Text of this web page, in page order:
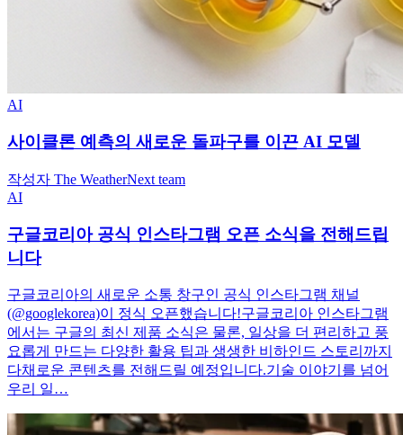
AI
사이클론 예측의 새로운 돌파구를 이끈 AI 모델
작성자 The WeatherNext team
AI
구글코리아 공식 인스타그램 오픈 소식을 전해드립
니다
구글코리아의 새로운 소통 창구인 공식 인스타그램 채널
(@googlekorea)이 정식 오픈했습니다!구글코리아 인스타그램
에서는 구글의 최신 제품 소식은 물론, 일상을 더 편리하고 풍
요롭게 만드는 다양한 활용 팁과 생생한 비하인드 스토리까지
다채로운 콘텐츠를 전해드릴 예정입니다.기술 이야기를 넘어
우리 일…